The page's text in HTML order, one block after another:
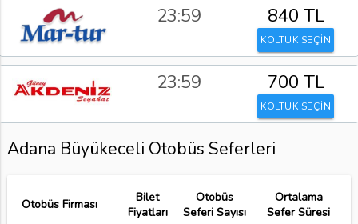
23:59 840 TL
KOLTUK SEÇİN
23:59 700 TL
KOLTUK SEÇİN
Adana Büyükeceli Otobüs Seferleri
Otobüs Firması
Bilet
Fiyatları
Otobüs
Seferi Sayısı
Ortalama
Sefer Süresi